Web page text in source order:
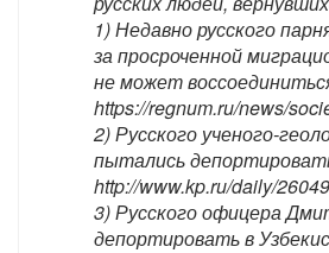
1) Недавно русского
за просроченной
не может
https://regnum.ru/news/
2) Русского ученого-
пытались
http://www.kp.ru/daily/
3) Русского офицера
депортировать в